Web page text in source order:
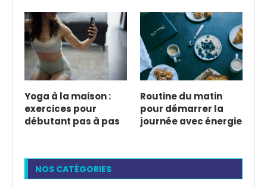
Yoga à la maison :
exercices pour
débutant pas à pas
Routine du matin
pour démarrer la
journée avec énergie
NOS CATÉGORIES